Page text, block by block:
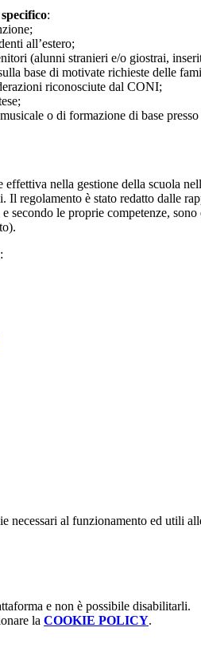
:
all’estero;
(alunni stranieri e/o giostrai,
base di motivate richieste delle
riconosciute dal CONI;
o di formazione di base
nella gestione della scuola
è stato redatto dalle
le proprie competenze,
necessari al funzionamento ed utili
e non è possibile disabilitarli.
la COOKIE POLICY.